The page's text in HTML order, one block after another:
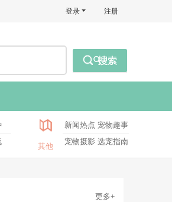
登录 注册
其他
新闻热点 宠物趣事
宠物摄影 选宠指南
更多+